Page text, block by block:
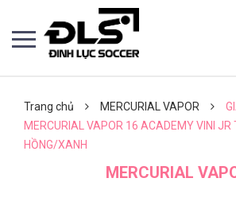
Trang chủ MERCURIAL VAPOR
MERCURIAL VAPOR 16 ACADEMY VINI
HỒNG/XANH
MERCURIAL